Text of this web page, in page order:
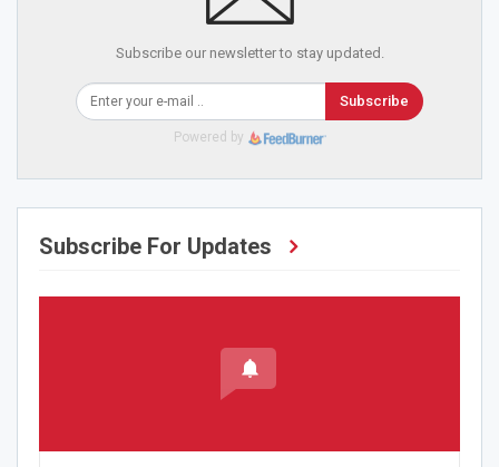
Subscribe our newsletter to stay updated.
Subscribe
Powered by
Subscribe For Updates